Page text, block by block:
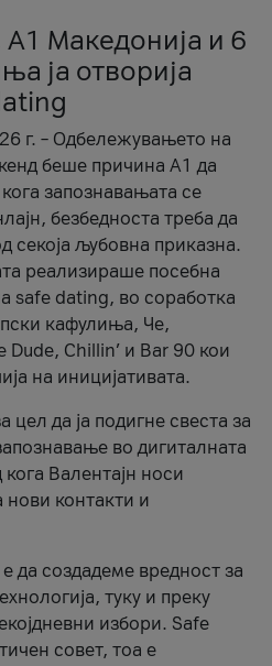
A1 Македонија и 6
ја отворија
г. – Одбележувањето на
беше причина А1 да
запознавањата се
безбедноста треба да
секоја љубовна приказна.
реализираше посебна
safe dating, во соработка
кафулиња, Че,
Chillin’ и Bar 90 кои
на иницијативата.
да ја подигне свеста за
во дигиталната
Валентајн носи
контакти и
да создадеме вредност за
туку и преку
избори. Safe
совет, тоа е